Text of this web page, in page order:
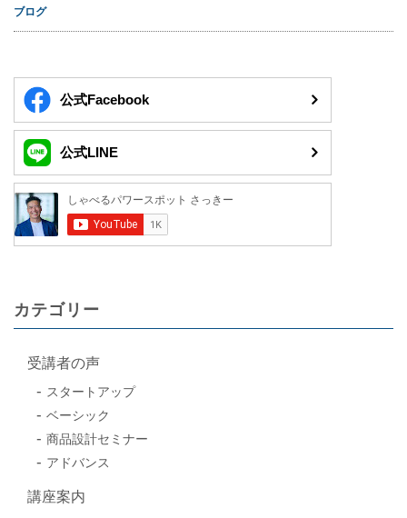
ブログ
公式Facebook
公式LINE
カテゴリー
受講者の声
スタートアップ
ベーシック
商品設計セミナー
アドバンス
講座案内